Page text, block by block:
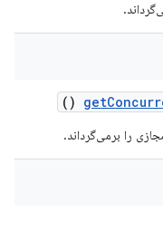
get
()
را برمی‌گرداند.